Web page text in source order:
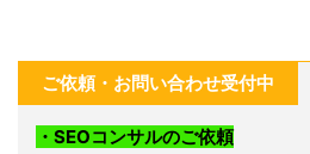
ご依頼・お問い合わせ受付中
・SEOコンサルのご依頼